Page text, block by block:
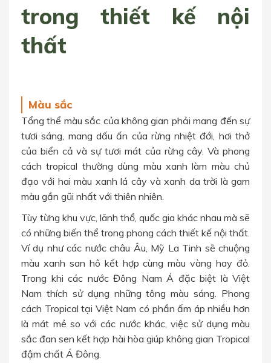
trong thiết kế nội
thất
Màu sắc
Tổng thể màu sắc của không gian phải mang đến sự
tươi sáng, mang dấu ấn của rừng nhiệt đới, hơi thở
của biển cả và sự tươi mát của rừng cây. Và phong
cách tropical thường dùng màu xanh làm màu chủ
đạo với hai màu xanh lá cây và xanh da trời là gam
màu gần gũi nhất với thiên nhiên.
Tùy từng khu vực, lãnh thổ, quốc gia khác nhau mà sẽ
có những biến thể trong phong cách thiết kế nội thất.
Ví dụ như các nước châu Âu, Mỹ La Tinh sẽ chuộng
màu xanh san hô kết hợp cùng màu vàng hay đỏ.
Trong khi các nước Đông Nam Á đặc biệt là Việt
Nam thích sử dụng những tông màu sáng. Phong
cách Tropical tại Việt Nam có phần ấm áp nhiều hơn
là mát mẻ so với các nước khác, việc sử dụng màu
sắc đan sen kết hợp hài hòa giúp không gian Tropical
đậm chất Á Đông.